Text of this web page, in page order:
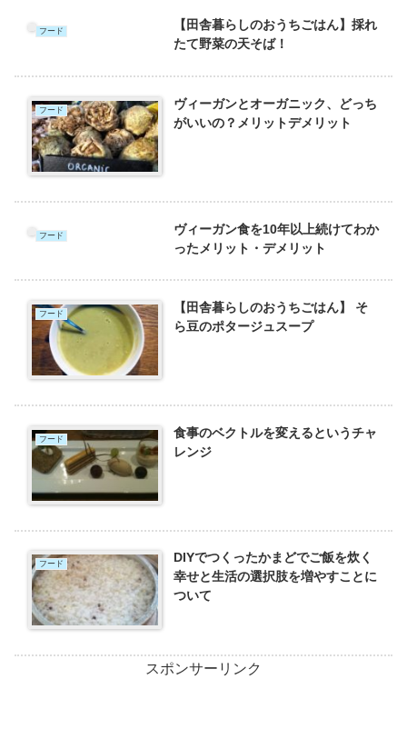
フード
【田舎暮らしのおうちごはん】採れ
たて野菜の天そば！
フード
ヴィーガンとオーガニック、どっち
がいいの？メリットデメリット
フード
ヴィーガン食を10年以上続けてわか
ったメリット・デメリット
フード
【田舎暮らしのおうちごはん】 そ
ら豆のポタージュスープ
フード
食事のベクトルを変えるというチャ
レンジ
フード
DIYでつくったかまどでご飯を炊く
幸せと生活の選択肢を増やすことに
ついて
スポンサーリンク